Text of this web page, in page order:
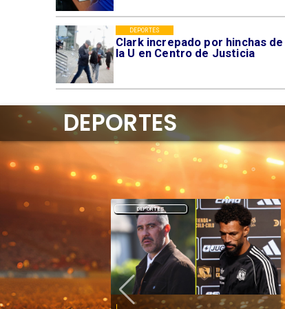
Clark increpado por hinchas de
la U en Centro de Justicia
DEPORTES
DEPORTES
DEPORTES